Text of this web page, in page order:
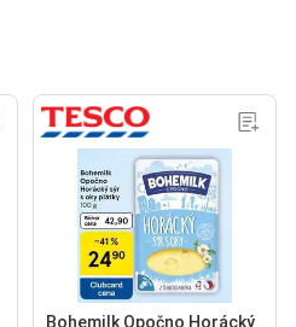
Bohemilk Opočno Horácký